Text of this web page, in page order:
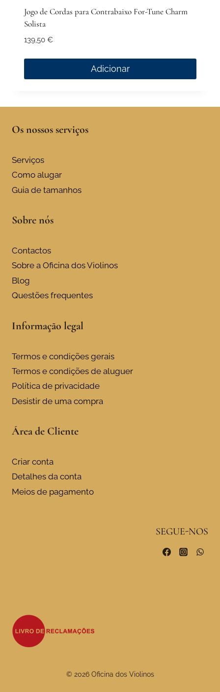
Jogo de Cordas para Contrabaixo For-Tune Charm
Solista
139,50 €
Adicionar
Os nossos serviços
Serviços
Como alugar
Guia de tamanhos
Sobre nós
Contactos
Sobre a Oficina dos Violinos
Blog
Questões frequentes
Informação legal
Termos e condições gerais
Termos e condições de aluguer
Política de privacidade
Desistir de uma compra
Área de Cliente
Criar conta
Detalhes da conta
Meios de pagamento
SEGUE-NOS
© 2026 Oficina dos Violinos